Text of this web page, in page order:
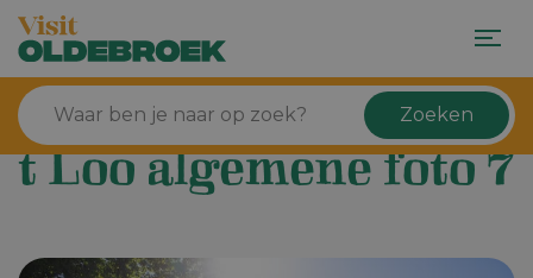
Zoeken
t Loo algemene foto 7